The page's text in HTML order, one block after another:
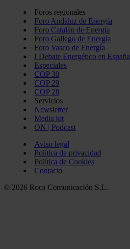
Foros regionales
Foro Andaluz de Energía
Foro Catalán de Energía
Foro Gallego de Energía
Foro Vasco de Energía
I Debate Energético en España
Especiales
COP 30
COP 29
COP 28
Servicios
Newsletter
Media kit
ON | Podcast
Aviso legal
Política de privacidad
Política de Cookies
Contacto
© 2026 Roca Comunicación S.L.